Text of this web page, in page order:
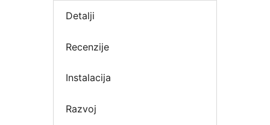
Detalji
Recenzije
Instalacija
Razvoj